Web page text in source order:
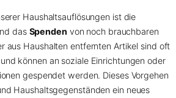
Haushaltsauflösungen ist die
das Spenden von noch brauchbaren
aus Haushalten entfernten Artikel sind oft
können an soziale Einrichtungen oder
gespendet werden. Dieses Vorgehen
Haushaltsgegenständen ein neues